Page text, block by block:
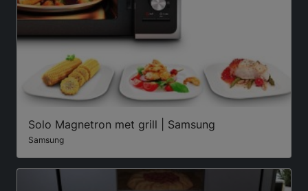
Solo Magnetron met grill | Samsung
Samsung